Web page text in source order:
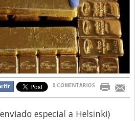
0 COMENTARIOS
especial a Helsinki)